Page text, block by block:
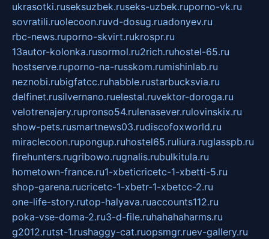
ukrasotki.ruseksuzbek.ruseks-uzbek.ruporno-vk.ru
sovratili.ruolecoon.ruvd-dosug.ruadonyev.ru
rbc-news.ruporno-skvirt.rukrospr.ru
13autor-kolonka.rusormol.ru2rich.ruhostel-65.ru
hostserve.ruporno-na-russkom.rumishinlab.ru
neznobi.rubigfatcc.ruhabble.rustarbucksvia.ru
delfinet.rusilvernano.ruelestal.ruvektor-doroga.ru
velotrenajery.rupronso54.rulenasever.rulovinskix.ru
show-pets.rusmartnews03.rudiscofoxworld.ru
miraclecoon.rupongup.ruhostel65.ruliura.ruglasspb.ru
firehunters.rugribowo.rugnalis.rubulkitula.ru
hometown-france.ru1-xbeticricetc-1-xbetti-5.ru
shop-garena.rucricetc-1-xbetr-1-xbetcc-2.ru
one-life-story.rutop-halyava.ruaccounts112.ru
poka-vse-doma-2.ru3-d-file.ruhahahaharms.ru
g2012.rutst-1.rushaggy-cat.ruopsmgr.ruev-gallery.ru